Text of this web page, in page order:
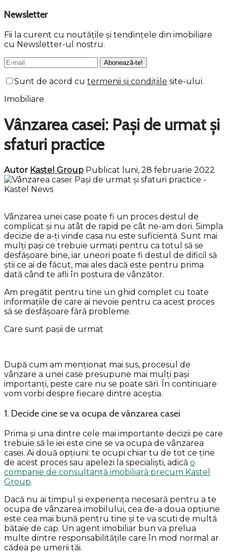
Newsletter
Fii la curent cu noutățile și tendințele din imobiliare
cu Newsletter-ul nostru.
Sunt de acord cu termenii și condițiile site-ului.
Imobiliare
Vânzarea casei: Pași de urmat și
sfaturi practice
Autor Kastel Group Publicat luni, 28 februarie 2022
Vânzarea unei case poate fi un proces destul de
complicat și nu atât de rapid pe cât ne-am dori. Simpla
decizie de a-ți vinde casa nu este suficientă. Sunt mai
mulți pași ce trebuie urmați pentru ca totul să se
desfășoare bine, iar uneori poate fi destul de dificil să
știi ce ai de făcut, mai ales dacă este pentru prima
dată când te afli în postura de vânzător.
Am pregătit pentru tine un ghid complet cu toate
informațiile de care ai nevoie pentru ca acest proces
să se desfășoare fără probleme.
Care sunt pașii de urmat
După cum am menționat mai sus, procesul de
vânzare a unei case presupune mai mulți pași
importanți, peste care nu se poate sări. În continuare
vom vorbi despre fiecare dintre aceștia.
1. Decide cine se va ocupa de vânzarea casei
Prima și una dintre cele mai importante decizii pe care
trebuie să le iei este cine se va ocupa de vânzarea
casei. Ai două opțiuni: te ocupi chiar tu de tot ce ține
de acest proces sau apelezi la specialiști, adică o
companie de consultanță imobiliară precum Kastel
Group.
Dacă nu ai timpul și experiența necesară pentru a te
ocupa de vânzarea imobilului, cea de-a doua opțiune
este cea mai bună pentru tine și te va scuti de multă
bătaie de cap. Un agent imobiliar bun va prelua
multe dintre responsabilitățile care în mod normal ar
cădea pe umerii tăi.